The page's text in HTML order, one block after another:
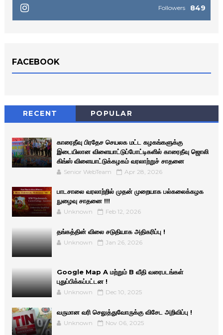
849
Followers
FACEBOOK
RECENT POPULAR
காரைதீவு பிரதேச செயலக மட்ட கழகங்களுக்கு
இடையிலான விளையாட்டுப்போட்டிகளில் காரைதீவு ஜொலி
கிங்ஸ் விளையாட்டுக்கழகம் வரலாற்றுச் சாதனை
Senior WebTeam Apr 28, 2026
பாடசாலை வரலாற்றில் முதன் முறையாக பல்கலைக்கழக
நுழைவு சாதனை !!!
Unknown Feb 12, 2026
தங்கத்தின் விலை சடுதியாக அதிகரிப்பு !
Unknown Jan 26, 2026
Google Map A மற்றும் B வீதி வரைபடங்கள்
புதுப்பிக்கப்பட்டன !
Unknown Dec 10, 2025
வருமான வரி செலுத்துவோருக்கு விசேட அறிவிப்பு !
Unknown Nov 06, 2025